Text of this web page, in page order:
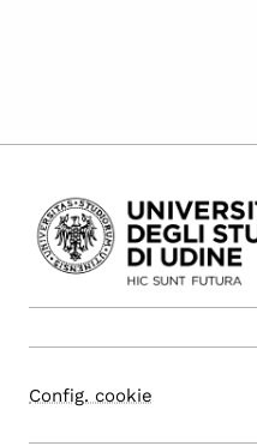
Config. cookie